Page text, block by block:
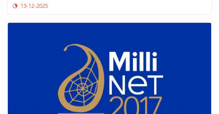
13-12-2025